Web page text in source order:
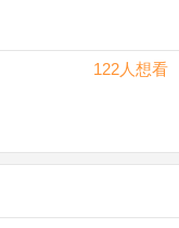
122人想看